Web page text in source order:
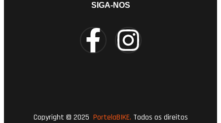
SIGA-NOS
Copyright © 2025 PortelaBIKE. Todos os direitos